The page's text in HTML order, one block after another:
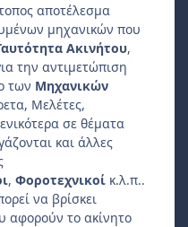
αποτέλεσμα
μηχανικών που
Ακινήτου,
την αντιμετώπιση
των Μηχανικών
Μελέτες,
σε θέματα
και άλλες
, Φοροτεχνικοί κ.λ.π..
να βρίσκει
αφορούν το ακίνητο